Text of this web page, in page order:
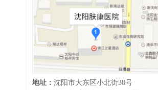
地址： 沈阳市大东区小北街38号